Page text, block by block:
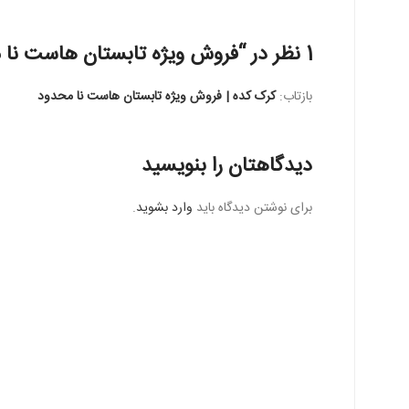
1 نظر در “ فروش ویژه تابستان هاست
بازتاب:کرک کده | فروش ویژه تابستان هاست نا محدود
دیدگاهتان را بنویسید
برای نوشتن دیدگاه باید وارد بشوید.